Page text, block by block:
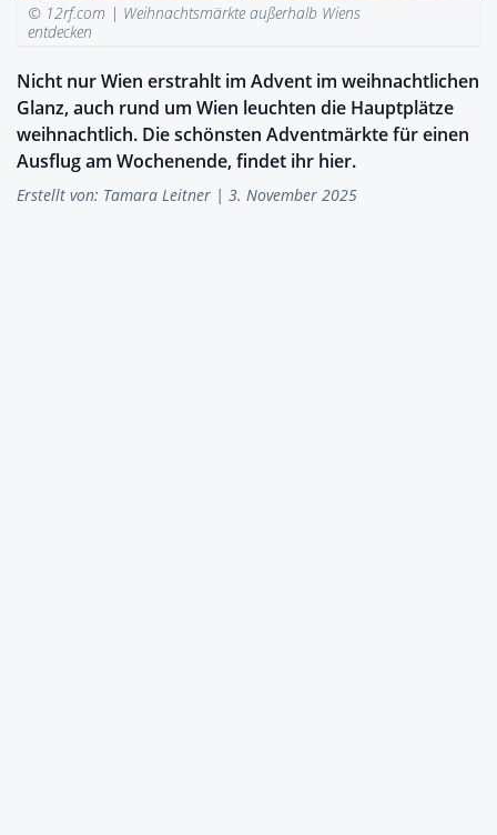
© 12rf.com | Weihnachtsmärkte außerhalb Wiens
entdecken
Nicht nur Wien erstrahlt im Advent im weihnachtlichen
Glanz, auch rund um Wien leuchten die Hauptplätze
weihnachtlich. Die schönsten Adventmärkte für einen
Ausflug am Wochenende, findet ihr hier.
Erstellt von: Tamara Leitner | 3. November 2025